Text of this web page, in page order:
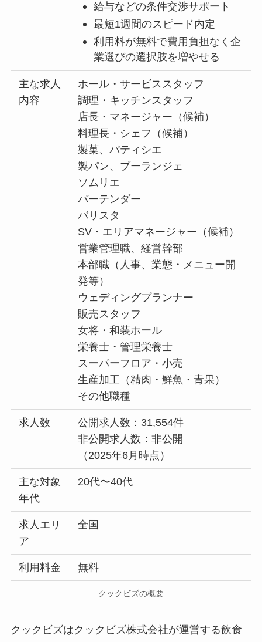
給与などの条件交渉サポート
最短1週間のスピード内定
利用料が無料で費用負担なく企
業選びの選択肢を増やせる
主な求人
内容
ホール・サービススタッフ
調理・キッチンスタッフ
店長・マネージャー（候補）
料理長・シェフ（候補）
製菓、パティシエ
製パン、ブーランジェ
ソムリエ
バーテンダー
バリスタ
SV・エリアマネージャー（候補）
営業管理職、経営幹部
本部職（人事、業態・メニュー開
発等）
ウェディングプランナー
販売スタッフ
女将・和装ホール
栄養士・管理栄養士
スーパーフロア・小売
生産加工（精肉・鮮魚・青果）
その他職種
求人数
公開求人数：31,554件
非公開求人数：非公開
（2025年6月時点）
主な対象
年代
20代〜40代
求人エリ
ア
全国
利用料金 無料
クックビズの概要
クックビズはクックビズ株式会社が運営する飲食